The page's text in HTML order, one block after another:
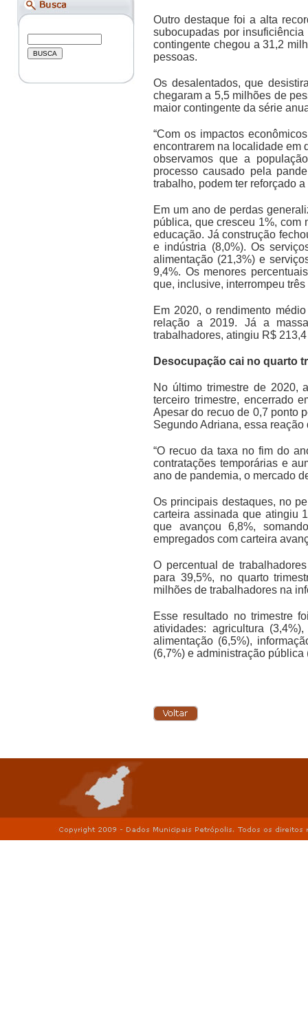
Outro destaque foi a alta
subocupadas por
contingente chegou a 31,2
pessoas.
Os desalentados, que
chegaram a 5,5 milhões de
maior contingente da série
“Com os impactos
encontrarem na localidade em
observamos que a
processo causado pela
trabalho, podem ter reforçado
Em um ano de perdas
pública, que cresceu 1%, com
educação. Já construção
e indústria (8,0%). Os
alimentação (21,3%) e
9,4%. Os menores
que, inclusive, interrompeu
Em 2020, o rendimento
relação a 2019. Já a
trabalhadores, atingiu R$
Desocupação cai no quarto
No último trimestre de 2020,
terceiro trimestre, encerrado
Apesar do recuo de 0,7 ponto
Segundo Adriana, essa
“O recuo da taxa no fim do
contratações temporárias e
ano de pandemia, o mercado
Os principais destaques, no
carteira assinada que atingiu
que avançou 6,8%,
empregados com carteira
O percentual de
para 39,5%, no quarto
milhões de trabalhadores na
Esse resultado no trimestre
atividades: agricultura
alimentação (6,5%),
(6,7%) e administração